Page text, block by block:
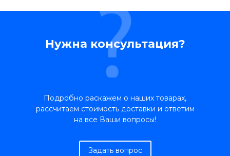
Нужна консультация?
Подробно раскажем о наших товарах,
рассчитаем стоимость доставки и ответим
на все Ваши вопросы!
Задать вопрос